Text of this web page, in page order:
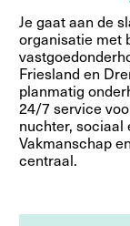
Je gaat aan de
organisatie met
Friesland en
planmatig
24/7 service
nuchter, sociaal
Vakmanschap
centraal.